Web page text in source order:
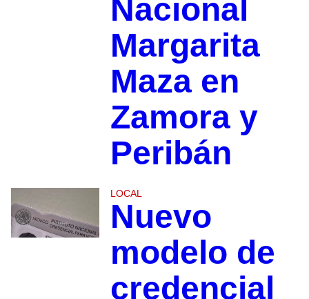
Nacional
Margarita
Maza en
Zamora y
Peribán
LOCAL
Nuevo
modelo de
credencial